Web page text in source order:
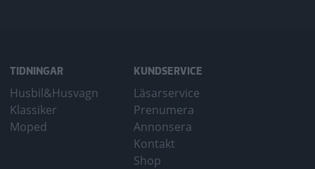
TIDNINGAR
Husbil&Husvagn
Klassiker
Moped
KUNDSERVICE
Läsarservice
Prenumera
Annonsera
Kontakt
Shop